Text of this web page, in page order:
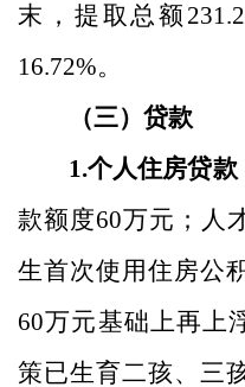
末，提取总额
16.72%。
（三）贷款
1.个人住房贷款
款额度60万元；人
生首次使用住房公
60万元基础上再上
策已生育二孩、三